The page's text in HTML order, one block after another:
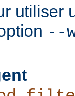
utiliser
--